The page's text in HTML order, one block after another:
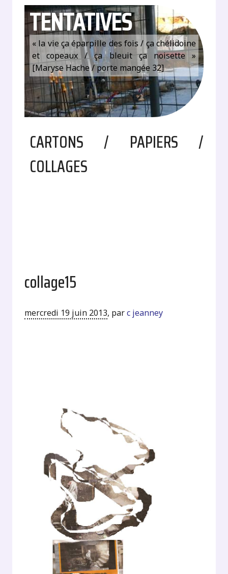
TENTATIVES
« la vie ça éparpille des fois / ça chélidoine
et copeaux / ça bleuit ça noisette »
[Maryse Hache / porte mangée 32]
CARTONS / PAPIERS /
COLLAGES
collage15
mercredi 19 juin 2013, parc jeanney